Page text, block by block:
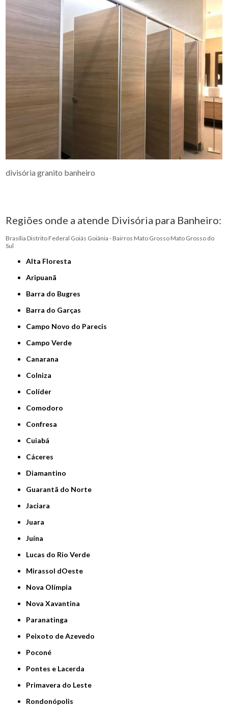
divisória granito banheiro
Regiões onde a atende Divisória para Banheiro:
Brasília Distrito Federal Goiás Goiânia - Bairros Mato Grosso Mato Grosso do
Sul
Alta Floresta
Aripuanã
Barra do Bugres
Barra do Garças
Campo Novo do Parecis
Campo Verde
Canarana
Colniza
Colíder
Comodoro
Confresa
Cuiabá
Cáceres
Diamantino
Guarantã do Norte
Jaciara
Juara
Juína
Lucas do Rio Verde
Mirassol dOeste
Nova Olímpia
Nova Xavantina
Paranatinga
Peixoto de Azevedo
Poconé
Pontes e Lacerda
Primavera do Leste
Rondonópolis